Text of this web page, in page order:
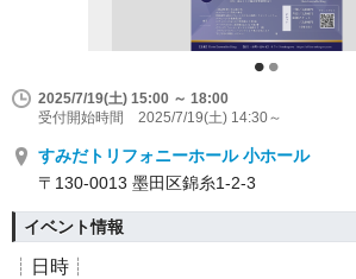
2025/7/19(土) 15:00 ～ 18:00
受付開始時間 2025/7/19(土) 14:30～
すみだトリフォニーホール 小ホール
〒130-0013 墨田区錦糸1-2-3
イベント情報
┊日時┊